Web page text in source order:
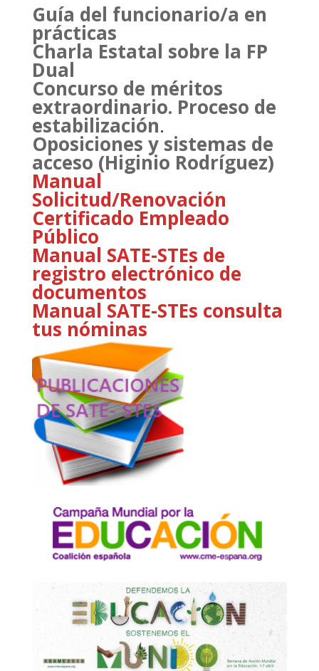
Guía del funcionario/a en
prácticas
Charla Estatal sobre la FP
Dual
Concurso de méritos
extraordinario. Proceso de
estabilización.
Oposiciones y sistemas de
acceso (Higinio Rodríguez)
Manual
Solicitud/Renovación
Certificado Empleado
Público
Manual SATE-STEs de
registro electrónico de
documentos
Manual SATE-STEs consulta
tus nóminas